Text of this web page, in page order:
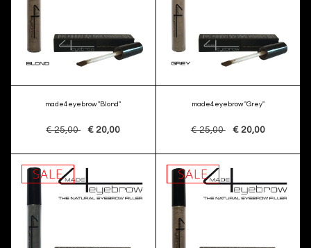
made4eyebrow "Blond"
€ 25,00 € 20,00
made4eyebrow "Grey"
€ 25,00 € 20,00
SALE SALE